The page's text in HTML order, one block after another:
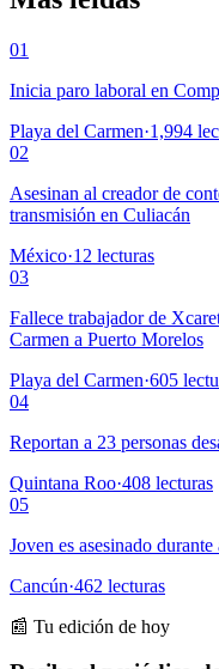
01
Inicia paro laboral en
Playa del Carmen·1,994
02
Asesinan al creador de
transmisión en Culiacán
México·12 lecturas
03
Fallece trabajador de
Carmen a Puerto Morelos
Playa del Carmen·605
04
Reportan a 23 personas
Quintana Roo·408 lecturas
05
Joven es asesinado
Cancún·462 lecturas
📰 Tu edición de hoy